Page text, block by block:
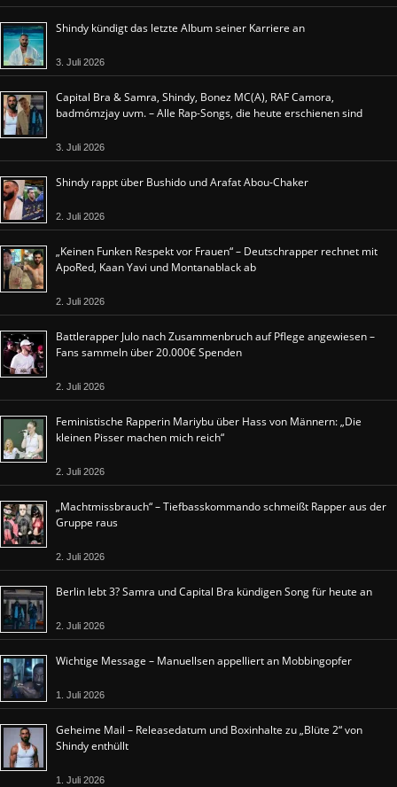
Shindy kündigt das letzte Album seiner Karriere an
3. Juli 2026
Capital Bra & Samra, Shindy, Bonez MC(A), RAF Camora,
badmómzjay uvm. – Alle Rap-Songs, die heute erschienen sind
3. Juli 2026
Shindy rappt über Bushido und Arafat Abou-Chaker
2. Juli 2026
„Keinen Funken Respekt vor Frauen“ – Deutschrapper rechnet mit
ApoRed, Kaan Yavi und Montanablack ab
2. Juli 2026
Battlerapper Julo nach Zusammenbruch auf Pflege angewiesen –
Fans sammeln über 20.000€ Spenden
2. Juli 2026
Feministische Rapperin Mariybu über Hass von Männern: „Die
kleinen Pisser machen mich reich“
2. Juli 2026
„Machtmissbrauch“ – Tiefbasskommando schmeißt Rapper aus der
Gruppe raus
2. Juli 2026
Berlin lebt 3? Samra und Capital Bra kündigen Song für heute an
2. Juli 2026
Wichtige Message – Manuellsen appelliert an Mobbingopfer
1. Juli 2026
Geheime Mail – Releasedatum und Boxinhalte zu „Blüte 2“ von
Shindy enthüllt
1. Juli 2026